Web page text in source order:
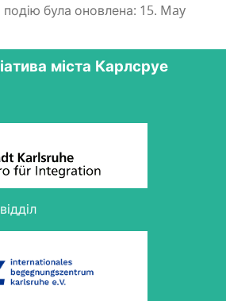
була оновлена: 15. May
міста Карлсруе